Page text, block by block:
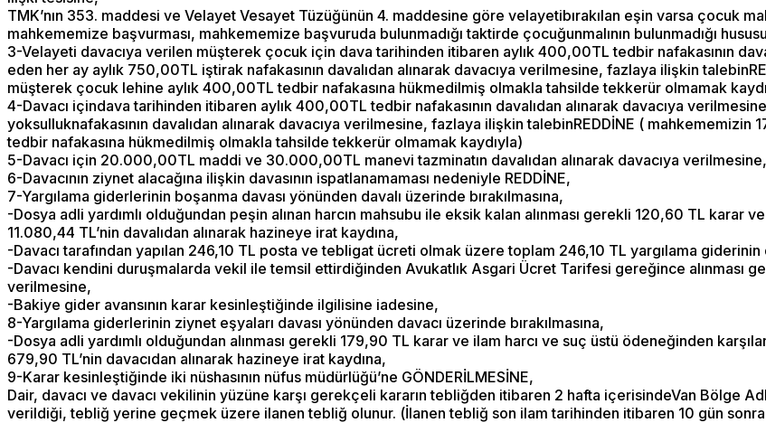
TMK’nın 353. maddesi ve Velayet Vesayet Tüzüğünün 4. maddesine göre velayetibırakılan eşin varsa çocuk
mahkememize başvurması, mahkememize başvuruda bulunmadığı taktirde çocuğunmalının bulunmadığı
3-Velayeti davacıya verilen müşterek çocuk için dava tarihinden itibaren aylık 400,00TL tedbir nafakasının
eden her ay aylık 750,00TL iştirak nafakasının davalıdan alınarak davacıya verilmesine, fazlaya ilişkin
müşterek çocuk lehine aylık 400,00TL tedbir nafakasına hükmedilmiş olmakla tahsilde tekkerür olmamak
4-Davacı içindava tarihinden itibaren aylık 400,00TL tedbir nafakasının davalıdan alınarak davacıya
yoksulluknafakasının davalıdan alınarak davacıya verilmesine, fazlaya ilişkin talebinREDDİNE (
tedbir nafakasına hükmedilmiş olmakla tahsilde tekkerür olmamak kaydıyla)
5-Davacı için 20.000,00TL maddi ve 30.000,00TL manevi tazminatın davalıdan alınarak davacıya
6-Davacının ziynet alacağına ilişkin davasının ispatlanamaması nedeniyle REDDİNE,
7-Yargılama giderlerinin boşanma davası yönünden davalı üzerinde bırakılmasına,
-Dosya adli yardımlı olduğundan peşin alınan harcın mahsubu ile eksik kalan alınması gerekli 120,60 TL karar
11.080,44‬ TL’nin davalıdan alınarak hazineye irat kaydına,
-Davacı tarafından yapılan 246,10 TL posta ve tebligat ücreti olmak üzere toplam 246,10 TL yargılama giderinin
-Davacı kendini duruşmalarda vekil ile temsil ettirdiğinden Avukatlık Asgari Ücret Tarifesi gereğince alınması
verilmesine,
-Bakiye gider avansının karar kesinleştiğinde ilgilisine iadesine,
8-Yargılama giderlerinin ziynet eşyaları davası yönünden davacı üzerinde bırakılmasına,
-Dosya adli yardımlı olduğundan alınması gerekli 179,90 TL karar ve ilam harcı ve suç üstü ödeneğinden
679,90‬ TL’nin davacıdan alınarak hazineye irat kaydına,
9-Karar kesinleştiğinde iki nüshasının nüfus müdürlüğü’ne GÖNDERİLMESİNE,
Dair, davacı ve davacı vekilinin yüzüne karşı gerekçeli kararın tebliğden itibaren 2 hafta içerisindeVan Bölge
verildiği, tebliğ yerine geçmek üzere ilanen tebliğ olunur. (İlanen tebliğ son ilam tarihinden itibaren 10 gün sonra